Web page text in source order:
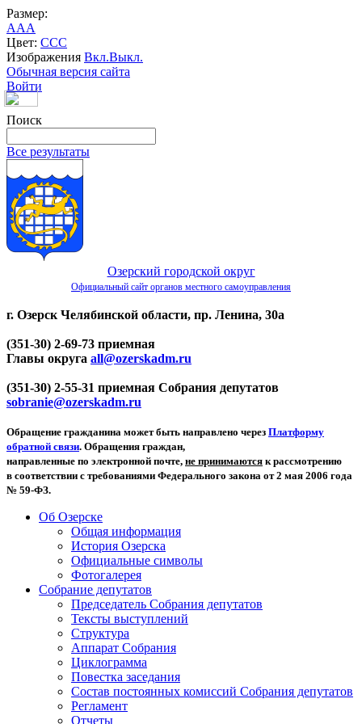
Размер:
AAA
Цвет: CCC
Изображения Вкл.Выкл.
Обычная версия сайта
Войти
Поиск
Все результаты
Озерский городской округ
Официальный сайт органов местного самоуправления
г. Озерск Челябинской области, пр. Ленина, 30а
(351-30) 2-69-73 приемная
Главы округа all@ozerskadm.ru
(351-30) 2-55-31 приемная Собрания депутатов
sobranie@ozerskadm.ru
Обращение гражданина может быть направлено через Платформу
обратной связи. Обращения граждан,
направленные по электронной почте, не принимаются к рассмотрению
в соответствии с требованиями Федерального закона от 2 мая 2006 года
№ 59-ФЗ.
Об Озерске
Общая информация
История Озерска
Официальные символы
Фотогалерея
Собрание депутатов
Председатель Собрания депутатов
Тексты выступлений
Структура
Аппарат Собрания
Циклограмма
Повестка заседания
Состав постоянных комиссий Собрания депутатов
Регламент
Отчеты